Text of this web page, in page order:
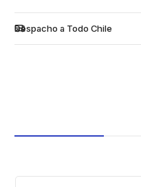
Despacho a Todo Chile